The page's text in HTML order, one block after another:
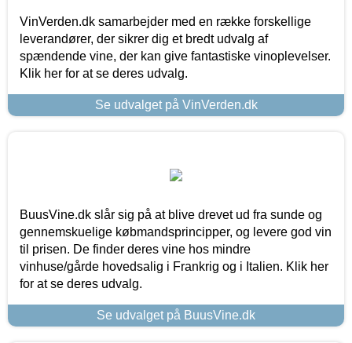
VinVerden.dk samarbejder med en række forskellige
leverandører, der sikrer dig et bredt udvalg af
spændende vine, der kan give fantastiske vinoplevelser.
Klik her for at se deres udvalg.
Se udvalget på VinVerden.dk
BuusVine.dk slår sig på at blive drevet ud fra sunde og
gennemskuelige købmandsprincipper, og levere god vin
til prisen. De finder deres vine hos mindre
vinhuse/gårde hovedsalig i Frankrig og i Italien. Klik her
for at se deres udvalg.
Se udvalget på BuusVine.dk